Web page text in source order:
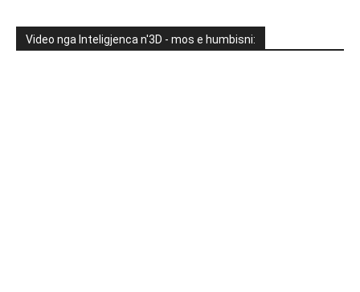
Video nga Inteligjenca n'3D - mos e humbisni: